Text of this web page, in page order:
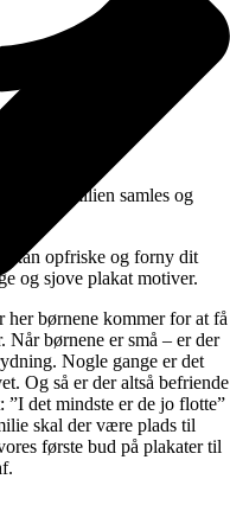
hvor familien samles og
kan opfriske og forny dit
og sjove plakat motiver.
børnene kommer for at få
Når børnene er små – er der
Nogle gange er det
Og så er der altså befriende
det mindste er de jo flotte”
skal der være plads til
første bud på plakater til